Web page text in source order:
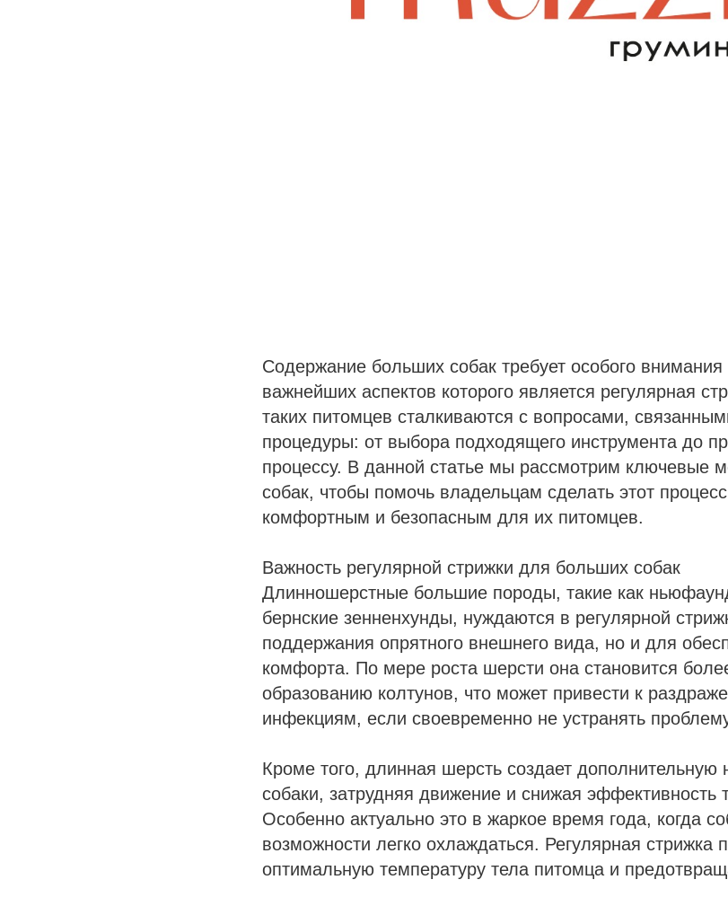
Содержание больших собак требует особого
важнейших аспектов которого является регулярная
таких питомцев сталкиваются с вопросами,
процедуры: от выбора подходящего инструмента до
процессу. В данной статье мы рассмотрим ключевые
собак, чтобы помочь владельцам сделать этот
комфортным и безопасным для их питомцев.
Важность регулярной стрижки для больших собак
Длинношерстные большие породы, такие как
бернские зенненхунды, нуждаются в регулярной
поддержания опрятного внешнего вида, но и для
комфорта. По мере роста шерсти она становится
образованию колтунов, что может привести к
инфекциям, если своевременно не устранять
Кроме того, длинная шерсть создает дополнительную
собаки, затрудняя движение и снижая эффективность
Особенно актуально это в жаркое время года, когда
возможности легко охлаждаться. Регулярная стрижка
оптимальную температуру тела питомца и